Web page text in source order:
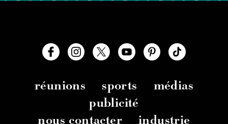
réunions sports
médias
publicité
nous contacter
industrie